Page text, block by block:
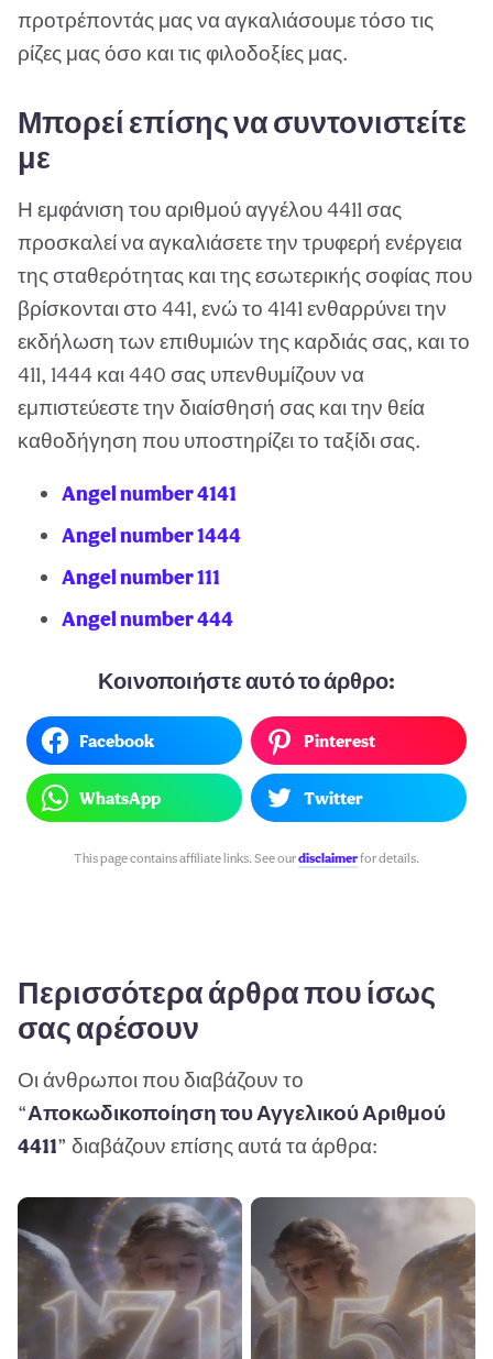
προτρέποντάς μας να αγκαλιάσουμε τόσο τις
ρίζες μας όσο και τις φιλοδοξίες μας.
Μπορεί επίσης να συντονιστείτε
με
Η εμφάνιση του αριθμού αγγέλου 4411 σας
προσκαλεί να αγκαλιάσετε την τρυφερή ενέργεια
της σταθερότητας και της εσωτερικής σοφίας που
βρίσκονται στο 441, ενώ το 4141 ενθαρρύνει την
εκδήλωση των επιθυμιών της καρδιάς σας, και το
411, 1444 και 440 σας υπενθυμίζουν να
εμπιστεύεστε την διαίσθησή σας και την θεία
καθοδήγηση που υποστηρίζει το ταξίδι σας.
Angel number 4141
Angel number 1444
Angel number 111
Angel number 444
Κοινοποιήστε αυτό το άρθρο:
Facebook Pinterest
WhatsApp Twitter
This page contains affiliate links. See ourdisclaimerfor details.
Περισσότερα άρθρα που ίσως
σας αρέσουν
Οι άνθρωποι που διαβάζουν το
“Αποκωδικοποίηση του Αγγελικού Αριθμού
4411” διαβάζουν επίσης αυτά τα άρθρα: